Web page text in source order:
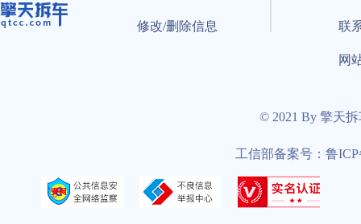
修改/删除信息 联
网
© 2021 By 擎天
工信部备案号：鲁